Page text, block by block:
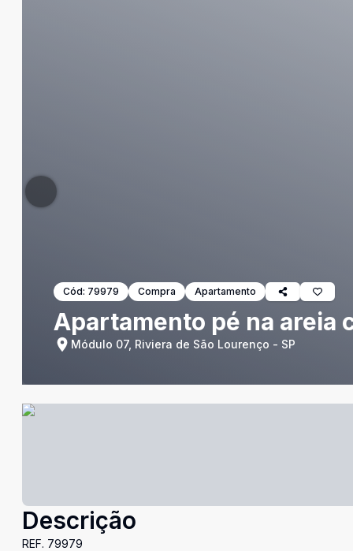
Cód: 79979 Compra Apartamento
Apartamento pé na areia
Módulo 07, Riviera de São Lourenço - SP
Descrição
REF. 79979